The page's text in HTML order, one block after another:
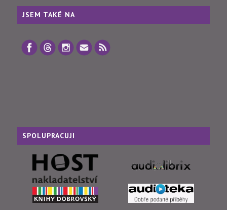
JSEM TAKÉ NA
SPOLUPRACUJI